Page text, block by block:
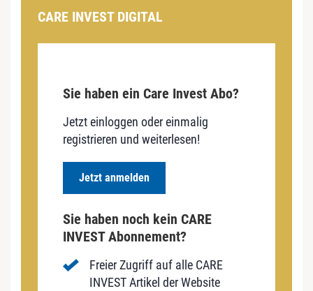
CARE INVEST DIGITAL
Sie haben ein Care Invest Abo?
Jetzt einloggen oder einmalig
registrieren und weiterlesen!
Jetzt anmelden
Sie haben noch kein CARE
INVEST Abonnement?
Freier Zugriff auf alle CARE
INVEST Artikel der Website